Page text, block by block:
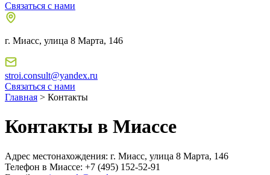
Связаться с нами
г. Миасс, улица 8 Марта, 146
stroi.consult@yandex.ru
Связаться с нами
Главная > Контакты
Контакты в Миассе
Адрес местонахождения: г. Миасс, улица 8 Марта, 146
Телефон в Миассе: +7 (495) 152-52-91